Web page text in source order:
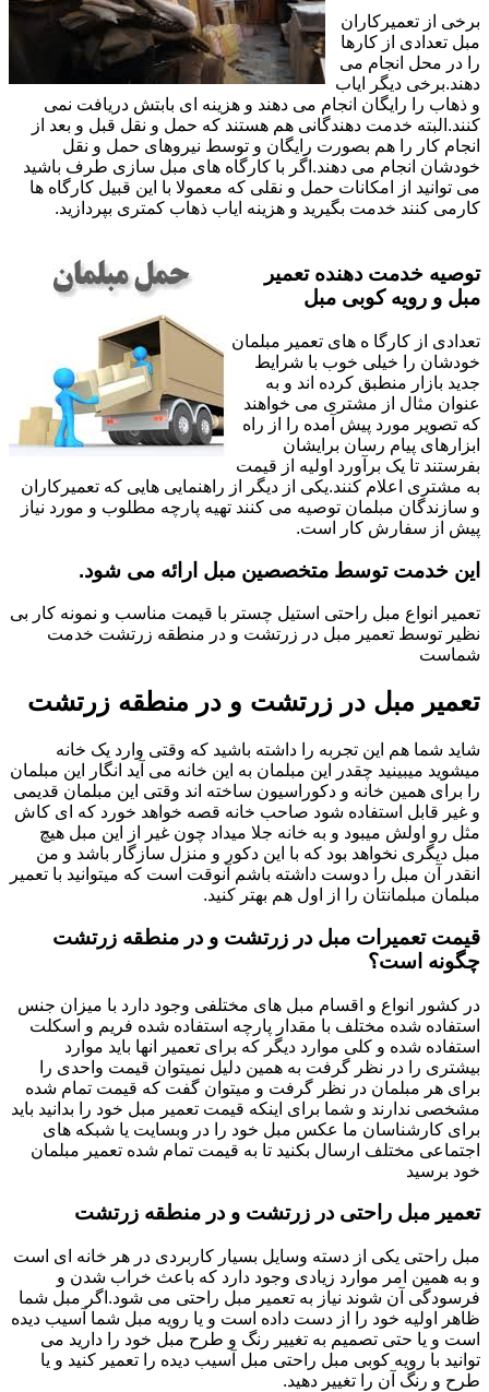
برخی از تعمیرکاران
مبل تعدادی از کارها
را در محل انجام می
دهند.برخی دیگر ایاب
و ذهاب را رایگان انجام می دهند و هزینه ای بابتش دریافت نمی
کنند.البته خدمت دهندگانی هم هستند که حمل و نقل قبل و بعد از
انجام کار را هم بصورت رایگان و توسط نیروهای حمل و نقل
خودشان انجام می دهند.اگر با کارگاه های مبل سازی طرف باشید
می توانید از امکانات حمل و نقلی که معمولا با این قبیل کارگاه ها
کارمی کنند خدمت بگیرید و هزینه ایاب ذهاب کمتری بپردازید.
توصیه خدمت دهنده تعمیر
مبل و رویه کوبی مبل
تعدادی از کارگا ه های تعمیر مبلمان
خودشان را خیلی خوب با شرایط
جدید بازار منطبق کرده اند و به
عنوان مثال از مشتری می خواهند
که تصویر مورد پیش آمده را از راه
ابزارهای پیام رسان برایشان
بفرستند تا یک برآورد اولیه از قیمت
به مشتری اعلام کنند.یکی از دیگر از راهنمایی هایی که تعمیرکاران
و سازندگان مبلمان توصیه می کنند تهیه پارچه مطلوب و مورد نیاز
پیش از سفارش کار است.
این خدمت توسط متخصصین مبل ارائه می شود.
تعمیر انواع مبل راحتی استیل چستر با قیمت مناسب و نمونه کار بی
نظیر توسط تعمیر مبل در زرتشت و در منطقه زرتشت خدمت
شماست
تعمیر مبل در زرتشت و در منطقه زرتشت
شاید شما هم این تجربه را داشته باشید که وقتی وارد یک خانه
میشوید میبینید چقدر این مبلمان به این خانه می آید انگار این مبلمان
را برای همین خانه و دکوراسیون ساخته اند وقتی این مبلمان قدیمی
و غیر قابل استفاده شود صاحب خانه قصه خواهد خورد که ای کاش
مثل رو اولش میبود و به خانه جلا میداد چون غیر از این مبل هیچ
مبل دیگری نخواهد بود که با این دکور و منزل سازگار باشد و من
انقدر آن مبل را دوست داشته باشم آنوقت است که میتوانید با تعمیر
مبلمان مبلمانتان را از اول هم بهتر کنید.
قیمت تعمیرات مبل در زرتشت و در منطقه زرتشت
چگونه است؟
در کشور انواع و اقسام مبل های مختلفی وجود دارد با میزان جنس
استفاده شده مختلف با مقدار پارچه استفاده شده فریم و اسکلت
استفاده شده و کلی موارد دیگر که برای تعمیر انها باید موارد
بیشتری را در نظر گرفت به همین دلیل نمیتوان قیمت واحدی را
برای هر مبلمان در نظر گرفت و میتوان گفت که قیمت تمام شده
مشخصی ندارند و شما برای اینکه قیمت تعمیر مبل خود را بدانید باید
برای کارشناسان ما عکس مبل خود را در وبسایت یا شبکه های
اجتماعی مختلف ارسال بکنید تا به قیمت تمام شده تعمیر مبلمان
خود برسید
تعمیر مبل راحتی در زرتشت و در منطقه زرتشت
مبل راحتی یکی از دسته وسایل بسیار کاربردی در هر خانه ای است
و به همین امر موارد زیادی وجود دارد که باعث خراب شدن و
فرسودگی آن شوند نیاز به تعمیر مبل راحتی می شود.اگر مبل شما
ظاهر اولیه خود را از دست داده است و یا رویه مبل شما آسیب دیده
است و یا حتی تصمیم به تغییر رنگ و طرح مبل خود را دارید می
توانید با رویه کوبی مبل راحتی مبل آسیب دیده را تعمیر کنید و یا
طرح و رنگ آن را تغییر دهید.